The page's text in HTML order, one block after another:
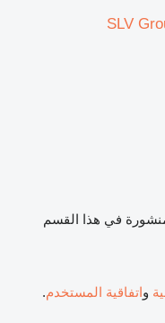
SLV
في هذا القسم
واتفاقية المستخدم.